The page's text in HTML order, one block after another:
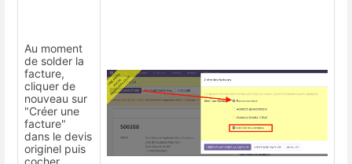
Au moment
de solder la
facture,
cliquer de
nouveau sur
"Créer une
facture"
dans le devis
originel puis
cocher